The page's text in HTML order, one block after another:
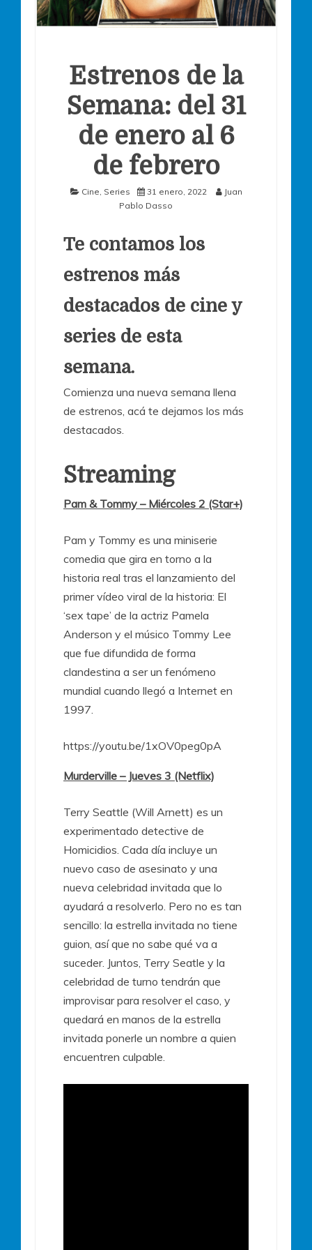
Estrenos de la
Semana: del 31
de enero al 6
de febrero
Cine Series 31 enero, 2022
Juan
Pablo Dasso
Te contamos los
estrenos más
destacados de cine y
series de esta
semana.
Comienza una nueva semana llena
de estrenos, acá te dejamos los más
destacados.
Streaming
Pam & Tommy – Miércoles 2 (Star+)
Pam y Tommy es una miniserie
comedia que gira en torno a la
historia real tras el lanzamiento del
primer vídeo viral de la historia: El
‘sex tape’ de la actriz Pamela
Anderson y el músico Tommy Lee
que fue difundida de forma
clandestina a ser un fenómeno
mundial cuando llegó a Internet en
1997.
https://youtu.be/1xOV0peg0pA
Murderville – Jueves 3 (Netflix)
Terry Seattle (Will Arnett) es un
experimentado detective de
Homicidios. Cada día incluye un
nuevo caso de asesinato y una
nueva celebridad invitada que lo
ayudará a resolverlo. Pero no es tan
sencillo: la estrella invitada no tiene
guion, así que no sabe qué va a
suceder. Juntos, Terry Seatle y la
celebridad de turno tendrán que
improvisar para resolver el caso, y
quedará en manos de la estrella
invitada ponerle un nombre a quien
encuentren culpable.